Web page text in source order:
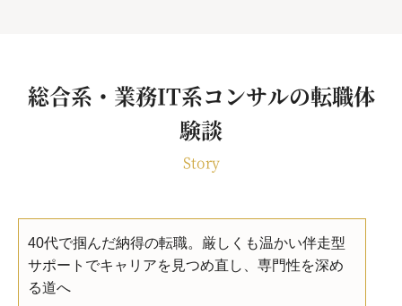
総合系・業務IT系コンサルの転職体
験談
Story
40代で掴んだ納得の転職。厳しくも温かい伴走型
サポートでキャリアを見つめ直し、専門性を深め
る道へ